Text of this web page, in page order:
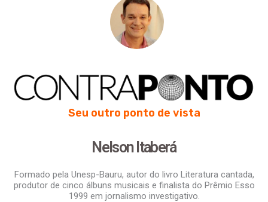
Seu outro ponto de vista
Nelson Itaberá
Formado pela Unesp-Bauru, autor do livro Literatura cantada,
produtor de cinco álbuns musicais e finalista do Prêmio Esso
1999 em jornalismo investigativo.